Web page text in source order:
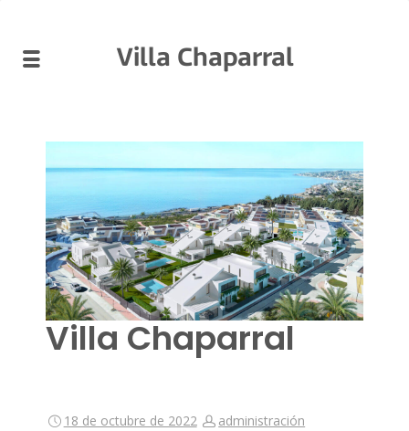
Villa Chaparral
Villa Chaparral
18 de octubre de 2022 administración